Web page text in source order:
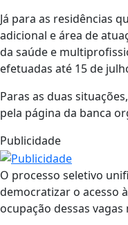
Já para as residências
adicional e área de
da saúde e
efetuadas até 15 de
Paras as duas
pela página da banca
Publicidade
O processo seletivo
democratizar o acesso
ocupação dessas vagas